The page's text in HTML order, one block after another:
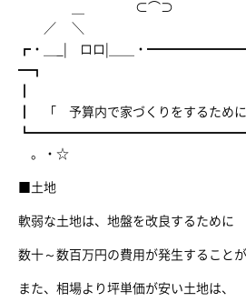
＿ ⊂⌒⊃
／ ＼
┏・＿_| ロロ|＿＿・
━┓
┃ 「 予算内で家づくりをするた
。・☆
■土地
軟弱な土地は、地盤を改良するために
数十～数百万円の費用が発生することが
また、相場より坪単価が安い土地は、